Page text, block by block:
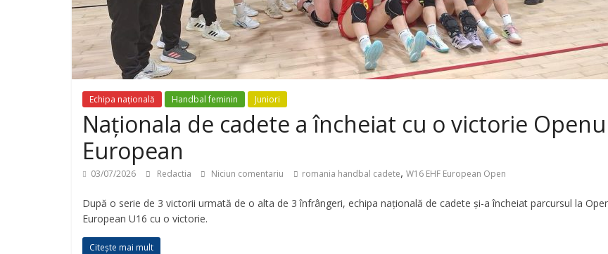
Echipa națională Handbal feminin Juniori
Naționala de cadete a încheiat cu o victorie
European
03/07/2026 Redactia Niciun comentariu romania handbal cadete, W16 EHF European Open
După o serie de 3 victorii urmată de o alta de 3 înfrângeri, echipa națională de cadete și-a încheiat parcursul la
European U16 cu o victorie.
Citește mai mult